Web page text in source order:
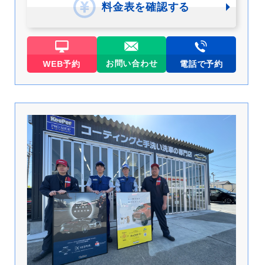
料金表を確認する
WEB予約 お問い合わせ 電話で予約